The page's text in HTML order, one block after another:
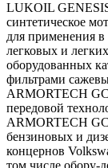
LUKOIL
синтетическое
для применения
легковых и
оборудованных
фильтрами
ARMORTECH
передовой
ARMORTECH GC
бензиновых и
концернов